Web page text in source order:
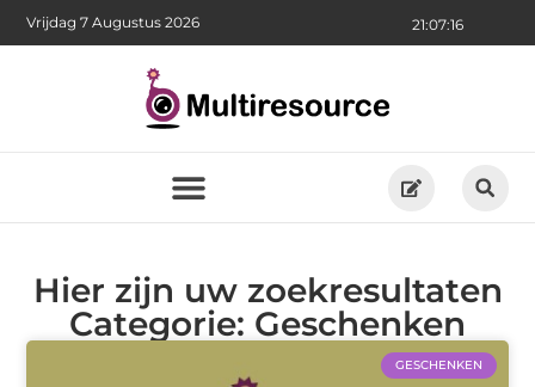
21:07:16
Vrijdag 7 Augustus 2026
Hier zijn uw zoekresultaten
Categorie: Geschenken
GESCHENKEN